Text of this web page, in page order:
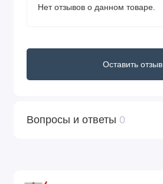
Нет отзывов о данном товаре.
Оставить отзыв
Вопросы и ответы 0